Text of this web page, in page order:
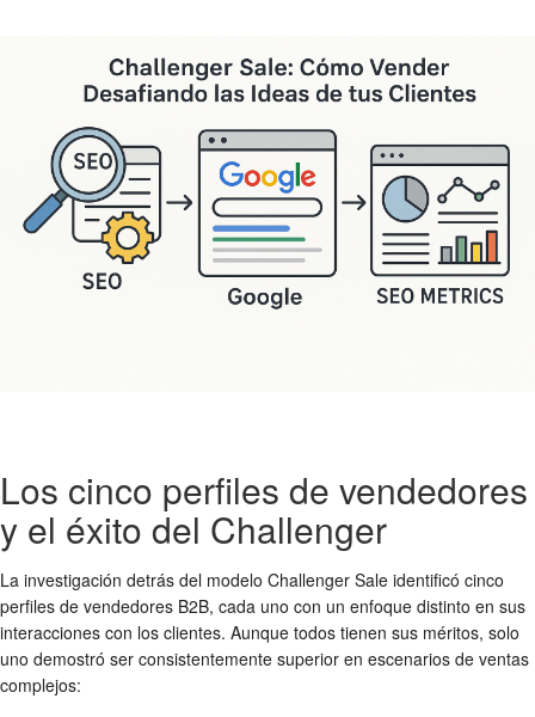
Los cinco perfiles de vendedores
y el éxito del Challenger
La investigación detrás del modelo Challenger Sale identificó cinco
perfiles de vendedores B2B, cada uno con un enfoque distinto en sus
interacciones con los clientes. Aunque todos tienen sus méritos, solo
uno demostró ser consistentemente superior en escenarios de ventas
complejos: